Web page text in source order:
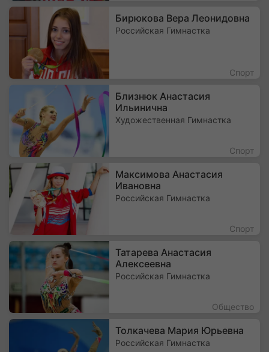
Бирюкова Вера Леонидовна
Российская Гимнастка
Спорт
Близнюк Анастасия
Ильинична
Художественная Гимнастка
Спорт
Максимова Анастасия
Ивановна
Российская Гимнастка
Спорт
Татарева Анастасия
Алексеевна
Российская Гимнастка
Общество
Толкачева Мария Юрьевна
Российская Гимнастка